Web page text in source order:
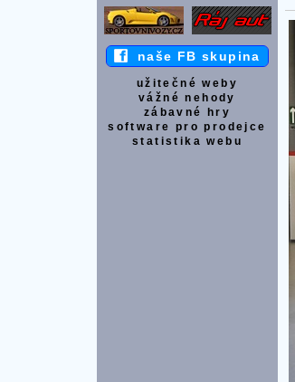
naše FB skupina
užitečné weby
vážné nehody
zábavné hry
software pro prodejce
statistika webu